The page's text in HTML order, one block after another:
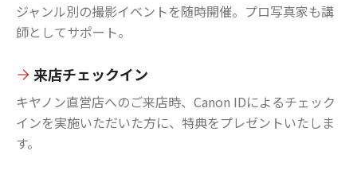
ジャンル別の撮影イベントを随時開催。プロ写真家も講
師としてサポート。
来店チェックイン
キヤノン直営店へのご来店時、Canon IDによるチェック
インを実施いただいた方に、特典をプレゼントいたしま
す。